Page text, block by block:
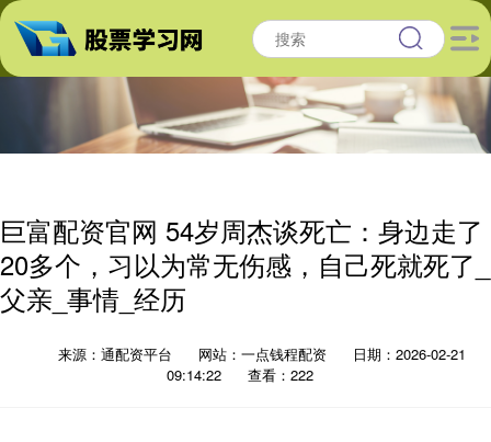
巨富配资官网 54岁周杰谈死亡：身边走了
20多个，习以为常无伤感，自己死就死了_
父亲_事情_经历
来源：通配资平台 网站：一点钱程配资
日期：2026-02-21
09:14:22
查看：222